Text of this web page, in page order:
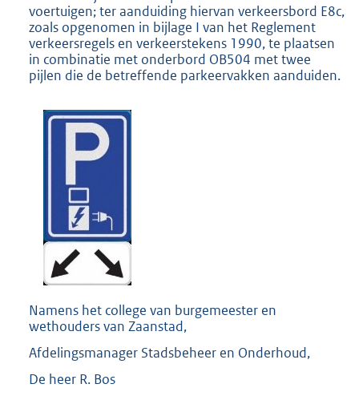
voertuigen; ter aanduiding hiervan verkeersbord E8c,
zoals opgenomen in bijlage I van het Reglement
verkeersregels en verkeerstekens 1990, te plaatsen
in combinatie met onderbord OB504 met twee
pijlen die de betreffende parkeervakken aanduiden.
Namens het college van burgemeester en
wethouders van Zaanstad,
Afdelingsmanager Stadsbeheer en Onderhoud,
De heer R. Bos